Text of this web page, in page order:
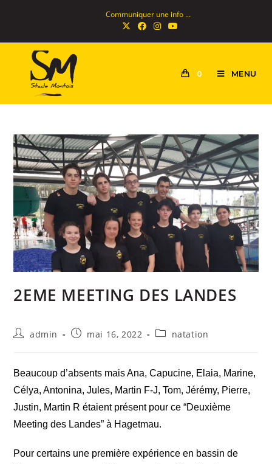
Communiquer une info ...
0 MENU
2EME MEETING DES LANDES
admin mai 16, 2022 natation
‌Beaucoup d’absents mais Ana, Capucine, Elaia, Marine,
Célya, Antonina, Jules, Martin F-J, Tom, Jérémy, Pierre,
Justin, Martin R étaient présent pour ce “Deuxième
Meeting des Landes” à Hagetmau.
Pour certains une première expérience en bassin de